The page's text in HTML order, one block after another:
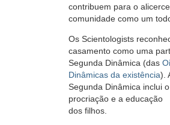
contribuem para o
comunidade como um
Os Scientologists
casamento como uma
Segunda Dinâmica (das
Dinâmicas da existência).
Segunda Dinâmica inclui
procriação e a educação
dos filhos.